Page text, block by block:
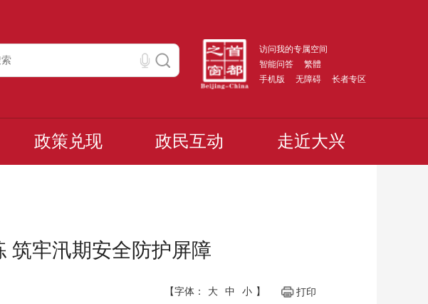
访问我的专属空间
智能问答
繁體
手机版
无障碍 长者专区
政策兑现 政民互动 走近大兴
筑牢汛期安全防护屏障
打印
【字体： 大 中 小 】